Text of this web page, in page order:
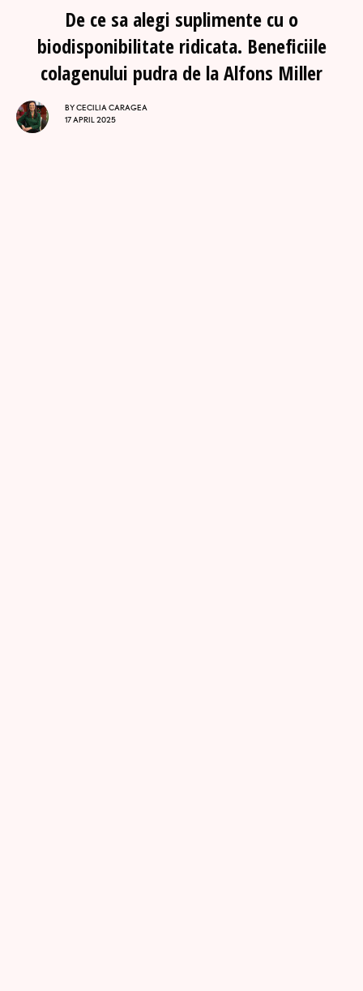
De ce sa alegi suplimente cu o
biodisponibilitate ridicata. Beneficiile
colagenului pudra de la Alfons Miller
BYCECILIA CARAGEA
17 APRIL 2025